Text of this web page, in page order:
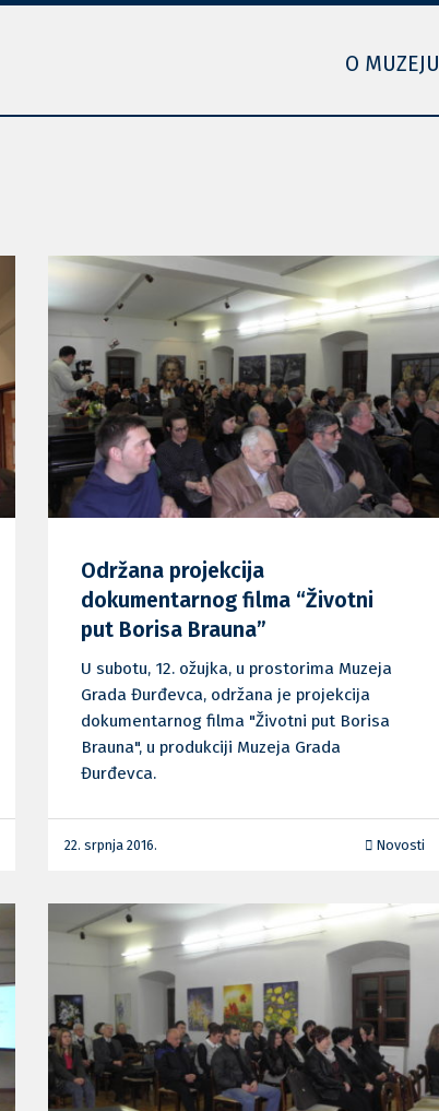
O MUZEJU
Održana projekcija
dokumentarnog filma “Životni
put Borisa Brauna”
U subotu, 12. ožujka, u prostorima Muzeja
Grada Đurđevca, održana je projekcija
dokumentarnog filma "Životni put Borisa
Brauna", u produkciji Muzeja Grada
Đurđevca.
22. srpnja 2016. Novosti